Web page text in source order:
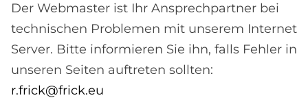
Der Webmaster ist Ihr Ansprechpartner bei
technischen Problemen mit unserem Internet
Server. Bitte informieren Sie ihn, falls Fehler in
unseren Seiten auftreten sollten:
r.frick@frick.eu